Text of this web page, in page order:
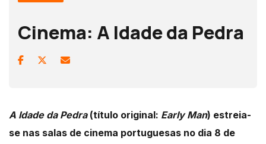
Cinema: A Idade da Pedra
A Idade da Pedra(título original: Early Man) estreia-
se nas salas de cinema portuguesas no dia 8 de